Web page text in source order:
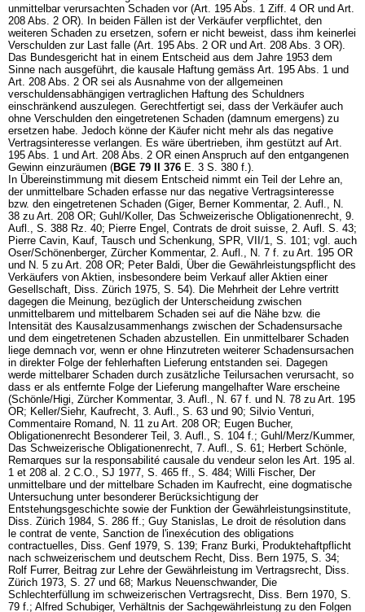
unmittelbar verursachten Schaden vor (Art. 195 Abs. 1 Ziff. 4 OR und Art.
208 Abs. 2 OR). In beiden Fällen ist der Verkäufer verpflichtet, den
weiteren Schaden zu ersetzen, sofern er nicht beweist, dass ihm keinerlei
Verschulden zur Last falle (Art. 195 Abs. 2 OR und Art. 208 Abs. 3 OR).
Das Bundesgericht hat in einem Entscheid aus dem Jahre 1953 dem
Sinne nach ausgeführt, die kausale Haftung gemäss Art. 195 Abs. 1 und
Art. 208 Abs. 2 OR sei als Ausnahme von der allgemeinen
verschuldensabhängigen vertraglichen Haftung des Schuldners
einschränkend auszulegen. Gerechtfertigt sei, dass der Verkäufer auch
ohne Verschulden den eingetretenen Schaden (damnum emergens) zu
ersetzen habe. Jedoch könne der Käufer nicht mehr als das negative
Vertragsinteresse verlangen. Es wäre übertrieben, ihm gestützt auf Art.
195 Abs. 1 und Art. 208 Abs. 2 OR einen Anspruch auf den entgangenen
Gewinn einzuräumen (BGE 79 II 376 E. 3 S. 380 f.).
In Übereinstimmung mit diesem Entscheid nimmt ein Teil der Lehre an,
der unmittelbare Schaden erfasse nur das negative Vertragsinteresse
bzw. den eingetretenen Schaden (Giger, Berner Kommentar, 2. Aufl., N.
38 zu Art. 208 OR; Guhl/Koller, Das Schweizerische Obligationenrecht, 9.
Aufl., S. 388 Rz. 40; Pierre Engel, Contrats de droit suisse, 2. Aufl. S. 43;
Pierre Cavin, Kauf, Tausch und Schenkung, SPR, VII/1, S. 101; vgl. auch
Oser/Schönenberger, Zürcher Kommentar, 2. Aufl., N. 7 f. zu Art. 195 OR
und N. 5 zu Art. 208 OR; Peter Baldi, Über die Gewährleistungspflicht des
Verkäufers von Aktien, insbesondere beim Verkauf aller Aktien einer
Gesellschaft, Diss. Zürich 1975, S. 54). Die Mehrheit der Lehre vertritt
dagegen die Meinung, bezüglich der Unterscheidung zwischen
unmittelbarem und mittelbarem Schaden sei auf die Nähe bzw. die
Intensität des Kausalzusammenhangs zwischen der Schadensursache
und dem eingetretenen Schaden abzustellen. Ein unmittelbarer Schaden
liege demnach vor, wenn er ohne Hinzutreten weiterer Schadensursachen
in direkter Folge der fehlerhaften Lieferung entstanden sei. Dagegen
werde mittelbarer Schaden durch zusätzliche Teilursachen verursacht, so
dass er als entfernte Folge der Lieferung mangelhafter Ware erscheine
(Schönle/Higi, Zürcher Kommentar, 3. Aufl., N. 67 f. und N. 78 zu Art. 195
OR; Keller/Siehr, Kaufrecht, 3. Aufl., S. 63 und 90; Silvio Venturi,
Commentaire Romand, N. 11 zu Art. 208 OR; Eugen Bucher,
Obligationenrecht Besonderer Teil, 3. Aufl., S. 104 f.; Guhl/Merz/Kummer,
Das Schweizerische Obligationenrecht, 7. Aufl., S. 61; Herbert Schönle,
Remarques sur la responsabilité causale du vendeur selon les Art. 195 al.
1 et 208 al. 2 C.O., SJ 1977, S. 465 ff., S. 484; Willi Fischer, Der
unmittelbare und der mittelbare Schaden im Kaufrecht, eine dogmatische
Untersuchung unter besonderer Berücksichtigung der
Entstehungsgeschichte sowie der Funktion der Gewährleistungsinstitute,
Diss. Zürich 1984, S. 286 ff.; Guy Stanislas, Le droit de résolution dans
le contrat de vente, Sanction de l'inexécution des obligations
contractuelles, Diss. Genf 1979, S. 139; Franz Burki, Produktehaftpflicht
nach schweizerischem und deutschem Recht, Diss. Bern 1975, S. 34;
Rolf Furrer, Beitrag zur Lehre der Gewährleistung im Vertragsrecht, Diss.
Zürich 1973, S. 27 und 68; Markus Neuenschwander, Die
Schlechterfüllung im schweizerischen Vertragsrecht, Diss. Bern 1970, S.
79 f.; Alfred Schubiger, Verhältnis der Sachgewährleistung zu den Folgen